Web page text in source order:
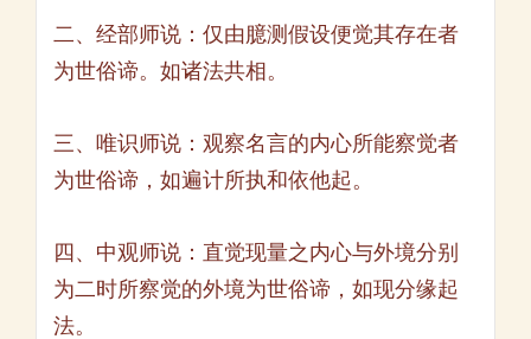
二、经部师说：仅由臆测假设便觉其存在者
为世俗谛。如诸法共相。
三、唯识师说：观察名言的内心所能察觉者
为世俗谛，如遍计所执和依他起。
四、中观师说：直觉现量之内心与外境分别
为二时所察觉的外境为世俗谛，如现分缘起
法。